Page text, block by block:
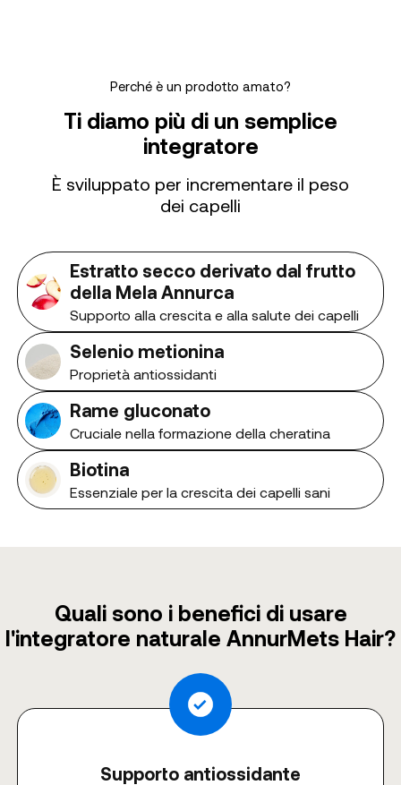
Perché è un prodotto amato?
Ti diamo più di un semplice
integratore
È sviluppato per incrementare il peso
dei capelli
Estratto secco derivato dal frutto
della Mela Annurca
Supporto alla crescita e alla salute dei capelli
Selenio metionina
Proprietà antiossidanti
Rame gluconato
Cruciale nella formazione della cheratina
Biotina
Essenziale per la crescita dei capelli sani
Quali sono i benefici di usare
l'integratore naturale AnnurMets Hair?
Supporto antiossidante